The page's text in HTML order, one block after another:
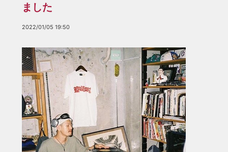
ました
2022/01/05 19:50